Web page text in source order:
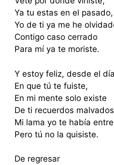
Ya tu estas en el pasado,
Yo de ti ya me he
Contigo caso cerrado
Para mí ya te moriste.
Y estoy feliz, desde el día
En que tú te fuiste,
En mi mente solo existe
De ti recuerdos malvados
Mi lama yo te había
Pero tú no la quisiste.
De regresar